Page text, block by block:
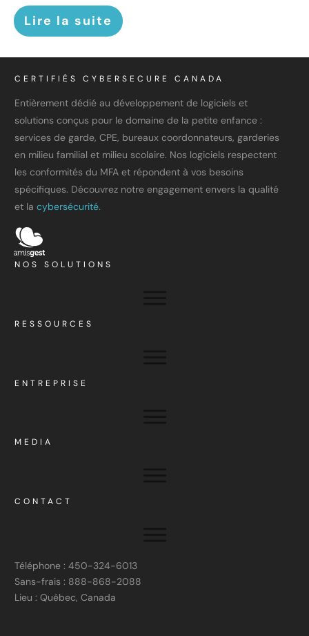
Lire la suite
CERTIFIÉS CYBERSECURE CANADA
Entièrement dédié au développement de logiciels et
solutions conçus pour le domaine de la petite enfance :
services de garde, CPE, bureaux coordonnateurs, garderies
en milieu familial et milieu scolaire. Nos logiciels respectent
les conformités du MFA et répondent à vos besoins
spécifiques. Découvrez notre engagement envers la qualité
et la cybersécurité.
NOS SOLUTIONS
RESSOURCES
ENTREPRISE
MEDIA
CONTACT
Téléphone : 450-324-6013
Sans-frais : 888-868-2088
Lieu : Québec, Canada